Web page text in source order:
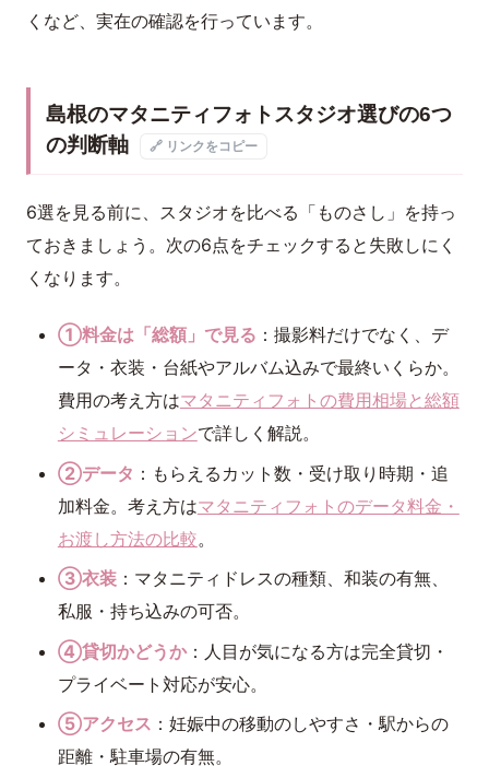
くなど、実在の確認を行っています。
島根のマタニティフォトスタジオ選びの6つ
の判断軸
🔗 リンクをコピー
6選を見る前に、スタジオを比べる「ものさし」を持っ
ておきましょう。次の6点をチェックすると失敗しにく
くなります。
①料金は「総額」で見る ：撮影料だけでなく、デ
ータ・衣装・台紙やアルバム込みで最終いくらか。
費用の考え方はマタニティフォトの費用相場と総額
シミュレーションで詳しく解説。
②データ ：もらえるカット数・受け取り時期・追
加料金。考え方はマタニティフォトのデータ料金・
お渡し方法の比較。
③衣装：マタニティドレスの種類、和装の有無、
私服・持ち込みの可否。
④貸切かどうか：人目が気になる方は完全貸切・
プライベート対応が安心。
⑤アクセス ：妊娠中の移動のしやすさ・駅からの
距離・駐車場の有無。